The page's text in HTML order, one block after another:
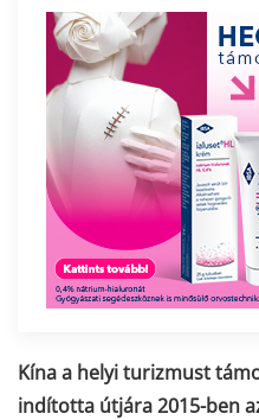
Kína a helyi turizmust
indította útjára 2015-ben